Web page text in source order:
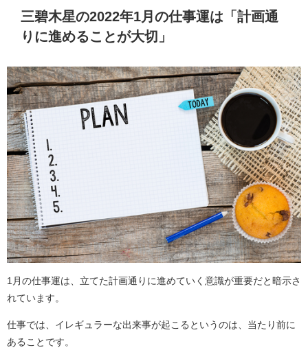
三碧木星の2022年1月の仕事運は「計画通
りに進めることが大切」
1月の仕事運は、立てた計画通りに進めていく意識が重要だと暗示さ
れています。
仕事では、イレギュラーな出来事が起こるというのは、当たり前に
あることです。